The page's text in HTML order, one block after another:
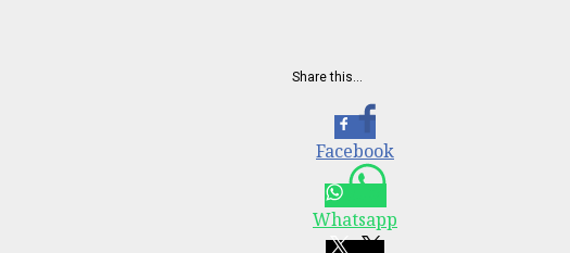
Share this…
Facebook
Whatsapp